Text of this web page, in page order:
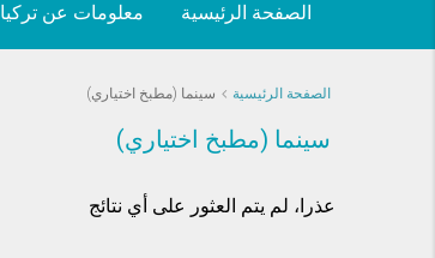
الصفحة الرئيسية معلومات عن تركيا
الصفحة الرئيسية سينما (مطبخ اختياري)
سينما (مطبخ اختياري)
عذرا، لم يتم العثور على أي نتائج